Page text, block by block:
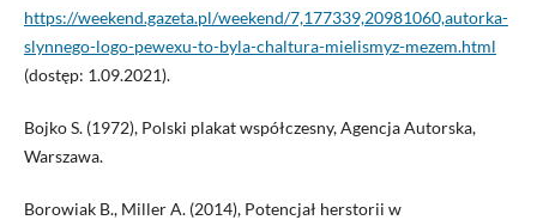
https://weekend.gazeta.pl/weekend/7,177339,20981060,autorka-
slynnego-logo-pewexu-to-byla-chaltura-mielismyz-mezem.html
(dostęp: 1.09.2021).
Bojko S. (1972), Polski plakat współczesny, Agencja Autorska,
Warszawa.
Borowiak B., Miller A. (2014), Potencjał herstorii w